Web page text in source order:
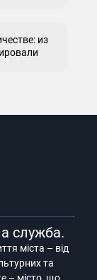
из
служба.
міста – від
та
– місто, що